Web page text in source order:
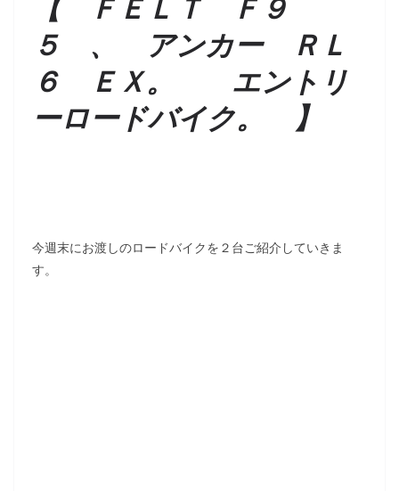
【 ＦＥＬＴ Ｆ９
５ 、 アンカー ＲＬ
６ ＥＸ。 エントリ
ーロードバイク。 】
今週末にお渡しのロードバイクを２台ご紹介していきま
す。